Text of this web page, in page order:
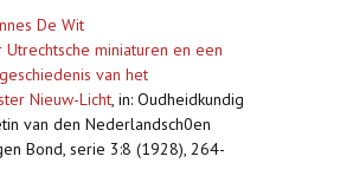
De Wit
miniaturen en een
van het
Nieuw-Licht, in: Oudheidkundig
van den Nederlandsch0en
Bond, serie 3:8 (1928), 264-